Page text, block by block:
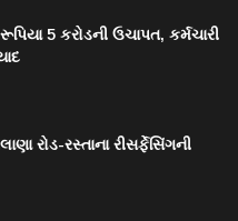
રૂપિયા 5 કરોડની ઉચાપત, કર્મચારી
રોડ-રસ્તાના રીસર્ફેસિંગની